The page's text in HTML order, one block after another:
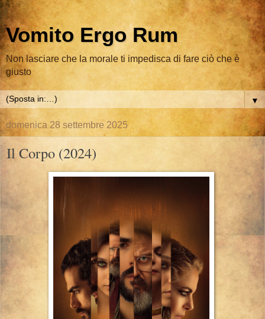
Vomito Ergo Rum
Non lasciare che la morale ti impedisca di fare ciò che è
giusto
▼
domenica 28 settembre 2025
Il Corpo (2024)